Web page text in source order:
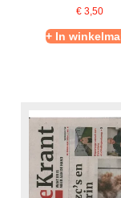
€ 3,50
+ In